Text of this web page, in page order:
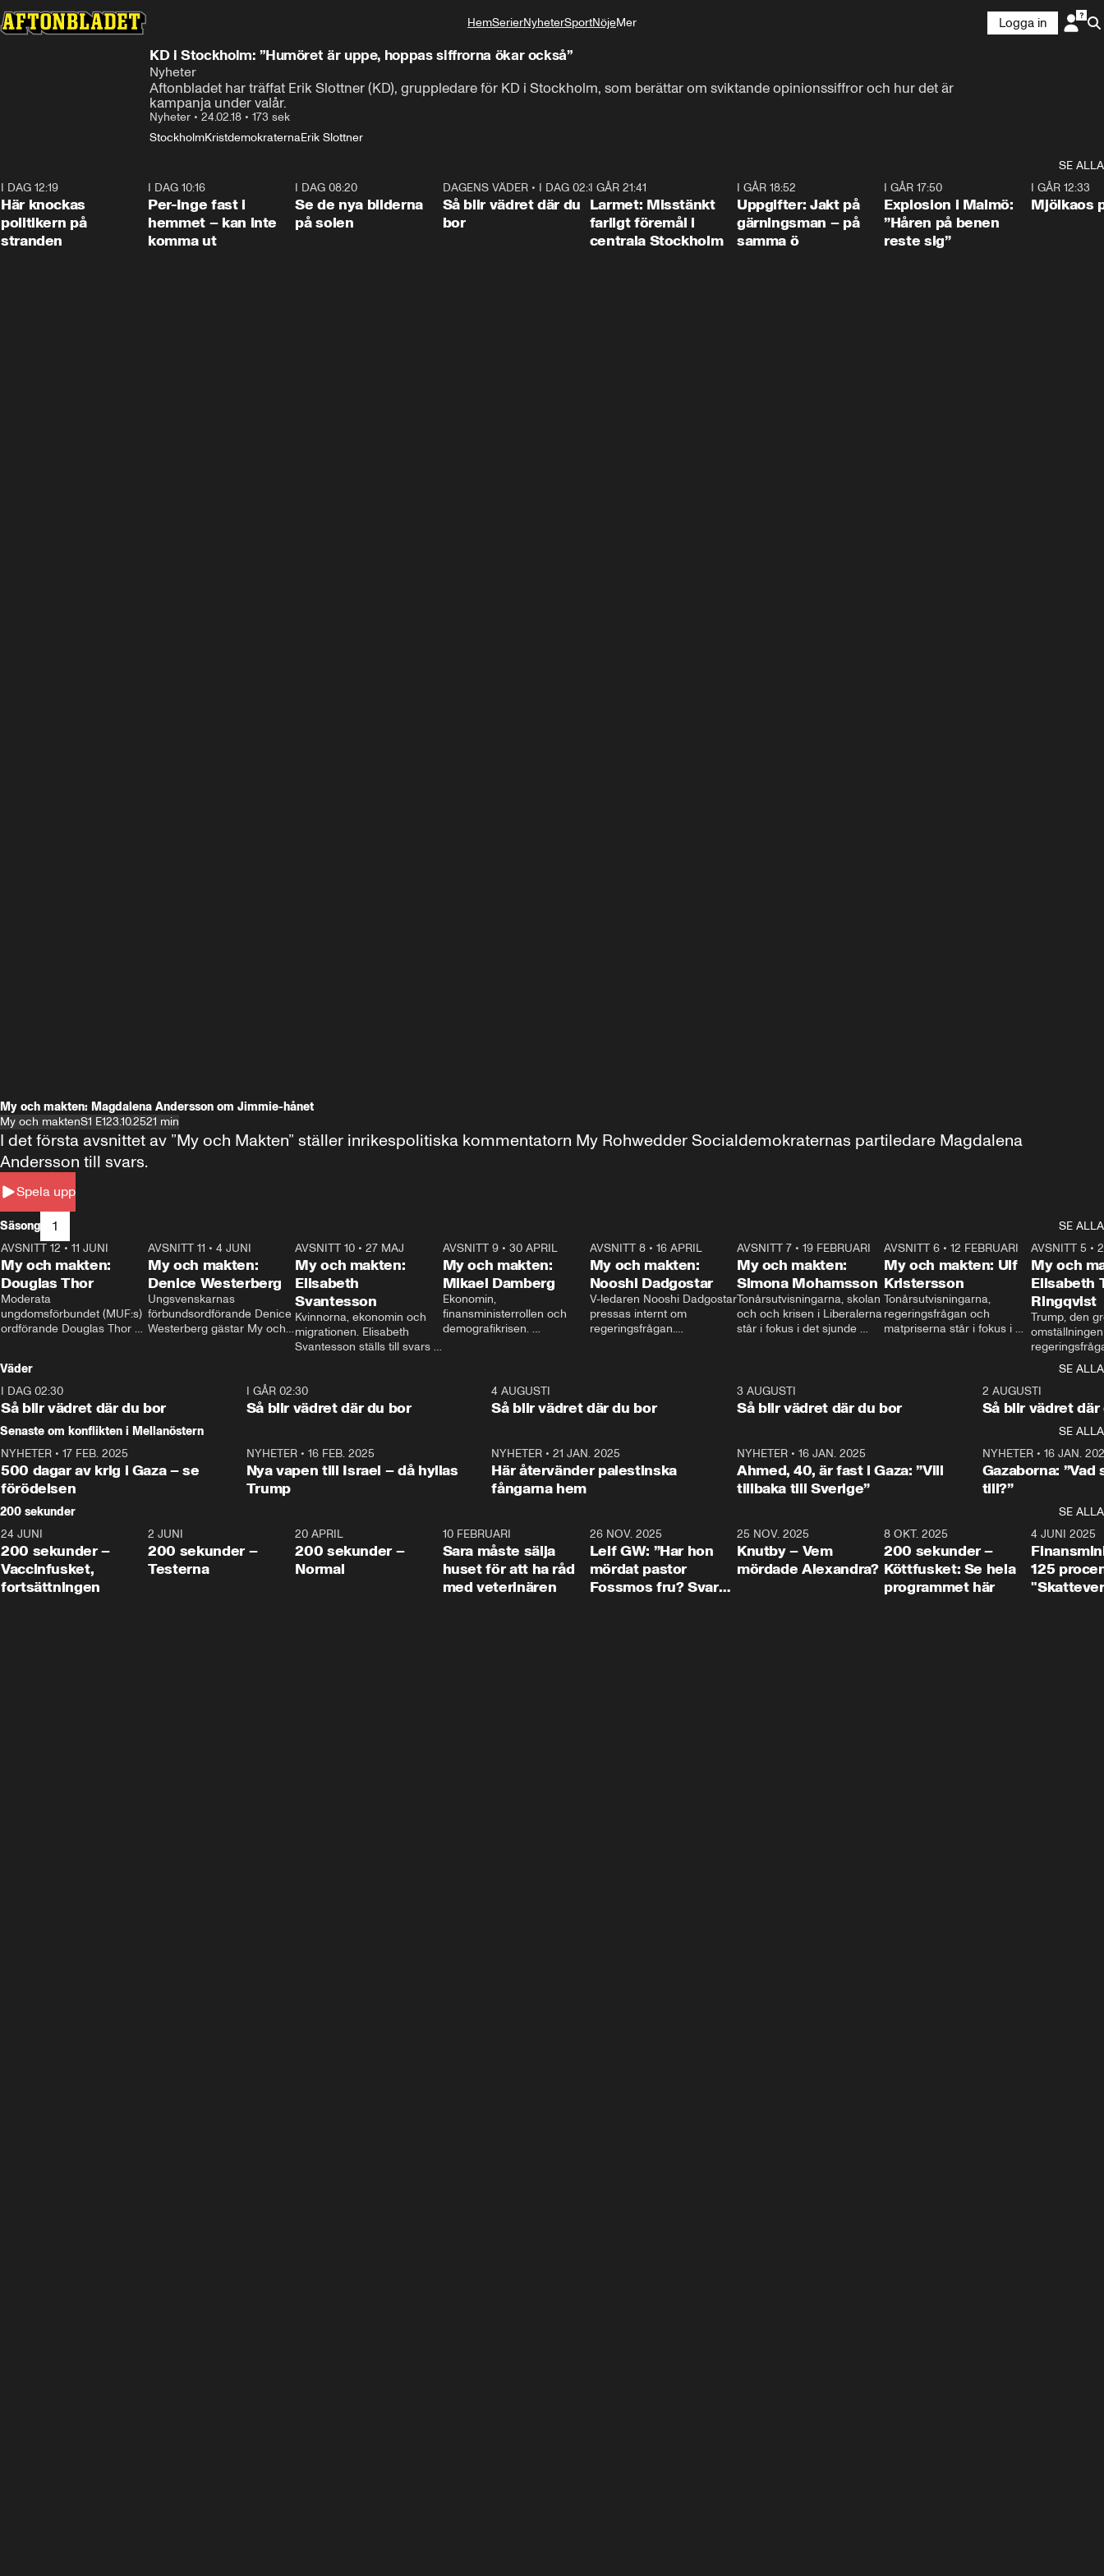
HemSerierNyheterSportNöjeMer
Logga in
KD i Stockholm: ”Humöret är uppe, hoppas siffrorna ökar också”
Nyheter
Aftonbladet har träffat Erik Slottner (KD), gruppledare för KD i Stockholm, som berättar om sviktande opinionssiffror och hur det är
kampanja under valår.
Nyheter • 24.02.18 • 173 sek
StockholmKristdemokraternaErik Slottner
SE ALLA
I DAG 12:19
Här knockas
politikern på
stranden
I DAG 10:16
Per-Inge fast i
hemmet – kan inte
komma ut
I DAG 08:20
Se de nya bilderna
på solen
1:06
DAGENS VÄDER• I DAG 02:30
Så blir vädret där du
bor
I GÅR 21:41
Larmet: Misstänkt
farligt föremål i
centrala Stockholm
I GÅR 18:52
Uppgifter: Jakt på
gärningsman – på
samma ö
I GÅR 17:50
Explosion i Malmö:
”Håren på benen
reste sig”
I GÅR 12:33
Mjölkaos
My och makten: Magdalena Andersson om Jimmie-hånet
My och maktenS1 E123.10.2521 min
Spela upp
I det första avsnittet av ”My och Makten” ställer inrikespolitiska kommentatorn My Rohwedder Socialdemokraternas partiledare Magdalena
Andersson till svars.
Säsong 1
SE ALLA
26:27
AVSNITT 12 • 11 JUNI
My och makten:
Douglas Thor
Moderata
ungdomsförbundet (MUF:s)
ordförande Douglas Thor
tonårsutvisningarna och hur
Moderaterna ska locka
väljare till valet i höst.
23:40
AVSNITT 11 •4 JUNI
My och makten:
Denice Westerberg
Ungsvenskarnas
förbundsordförande Denice
Westerberg gästar My och
AVSNITT 10 •27 MAJ
My och makten:
Elisabeth
Svantesson
Kvinnorna, ekonomin och
migrationen. Elisabeth
Svantesson ställs till svars
AVSNITT 9• 30 APRIL
My och makten:
Mikael Damberg
Ekonomin,
finansministerrollen och
demografikrisen.
och Makten.
AVSNITT 8• 16 APRIL
My och makten:
Nooshi Dadgostar
V-ledaren Nooshi Dadgostar
pressas internt om
regeringsfrågan.
– Vi ställer upp i val. Ska vi
vara med så sitter vi förstås
24:30
AVSNITT 7• 19 FEBRUARI
My och makten:
Simona Mohamsson
Tonårsutvisningarna, skolan
och och krisen i Liberalerna
står i fokus i det sjunde
kommentator My
Rohwedder ställer
utbildnings- och
Mohamsson till svars.
27:30
AVSNITT 6 •12 FEBRUARI
My och makten: Ulf
Kristersson
Tonårsutvisningarna,
regeringsfrågan och
matpriserna står i fokus i
Rohwedder ställer
statsminister Ulf Kristersson
AVSNITT 5 •
My och
Elisabeth
Ringqvist
Trump, den
centrum i
avsnittet av
Makten”. Se
Aftonbladets
Rohwedder
Thand Ring
Väder
SE ALLA
I DAG 02:30
Så blir vädret där du bor
1:06
I GÅR 02:30
Så blir vädret där du bor
4 AUGUSTI
Så blir vädret där du bor
3 AUGUSTI
Så blir vädret där du bor
2 AUGUSTI
Så blir vädret där
Senaste om konflikten i Mellanöstern
SE ALLA
NYHETER • 17 FEB. 2025
500 dagar av krig i Gaza – se
förödelsen
NYHETER• 16 FEB. 2025
Nya vapen till Israel – då hyllas
Trump
NYHETER •21 JAN. 2025
Här återvänder palestinska
fångarna hem
NYHETER• 16 JAN. 2025
Ahmed, 40, är fast i Gaza: ”Vill
tillbaka till Sverige”
NYHETER• 16 JAN.
Gazaborna:
till?”
200 sekunder
SE ALLA
5:00
24 JUNI
200 sekunder –
Vaccinfusket,
fortsättningen
4:23
2 JUNI
200 sekunder –
Testerna
20 APRIL
200 sekunder –
Normal
10 FEBRUARI
Sara måste sälja
huset för att ha råd
med veterinären
26 NOV. 2025
Leif GW: ”Har hon
mördat pastor
Fossmos fru? Svar
31:05
25 NOV. 2025
Knutby – Vem
mördade Alexandra?
4:29
8 OKT. 2025
200 sekunder –
Köttfusket: Se hela
programmet här
4 JUNI 2025
125